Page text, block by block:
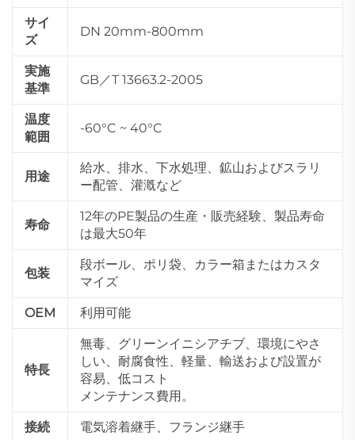
サイ
ズ
DN 20mm-800mm
実施
基準
GB／T 13663.2-2005
温度
範囲
-60°C ~ 40°C
用途
給水、排水、下水処理、鉱山およびスラリ
ー配管、灌漑など
寿命
12年のPE製品の生産・販売経験、製品寿命
は最大50年
包装
段ボール、ポリ袋、カラー箱またはカスタ
マイズ
OEM 利用可能
特長
無毒、グリーンイニシアチブ、環境にやさ
しい、耐腐食性、軽量、輸送および設置が
容易、低コスト
メンテナンス費用。
接続 電気溶着継手、フランジ継手